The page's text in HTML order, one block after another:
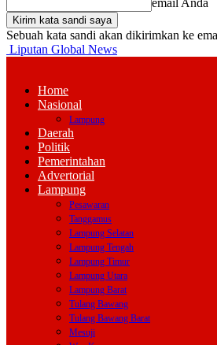
email Anda
Sebuah kata sandi akan dikirimkan ke
Liputan Global News
Home
Nasional
Lampung
Daerah
Politik
Pemerintahan
Advertorial
Lampung
Pesawaran
Tanggamus
Lampung Selatan
Lampung Tengah
Lampung Timur
Lampung Utara
Lampung Barat
Tulang Bawang
Tulang Bawang Barat
Mesuji